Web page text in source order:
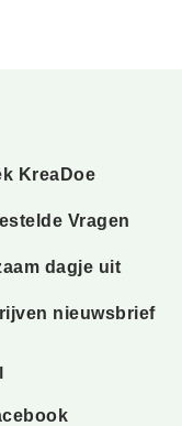
KreaDoe
Vragen
dagje uit
nieuwsbrief